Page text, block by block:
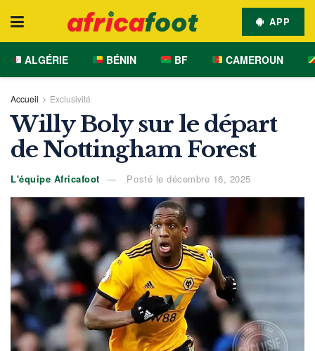
APP
ALGÉRIE BÉNIN BF CAMEROUN
Accueil Exclusivité
Willy Boly sur le départ
de Nottingham Forest
L'équipe Africafoot Posté le décembre 16, 2025